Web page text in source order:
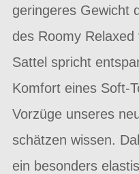
geringeres Gewicht
des Roomy
Sattel spricht
Komfort eines Soft-
Vorzüge unseres
schätzen wissen.
ein besonders